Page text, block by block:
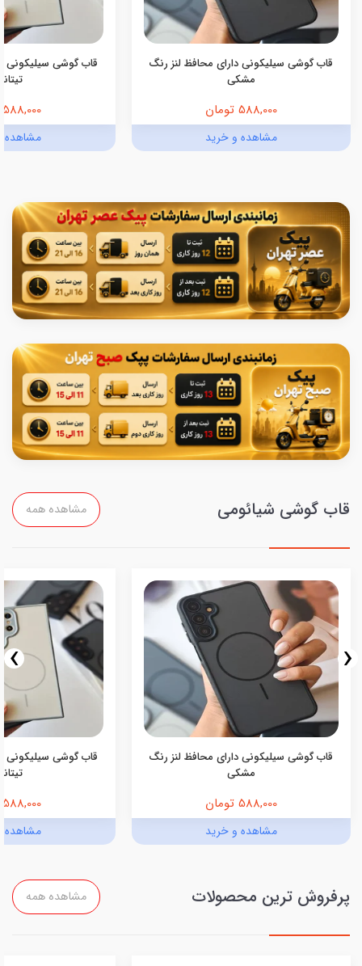
قاب گوشی سیلیکونی دارای محافظ لنز رنگ
مشکی
588,000 تومان
مشاهده و خرید
قاب گوشی سیلیکونی
588,000 تومان
مشاهده
قاب گوشی شیائومی مشاهده همه
قاب گوشی سیلیکونی دارای محافظ لنز رنگ
مشکی
588,000 تومان
مشاهده و خرید
قاب گوشی سیلیکونی
588,000 تومان
مشاهده
‹
›
پرفروش ترین محصولات مشاهده همه